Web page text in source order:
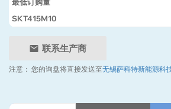
最低订购量
SKT415M10
联系生产商
注意： 您的询盘将直接发送至无锡萨科特新能源科